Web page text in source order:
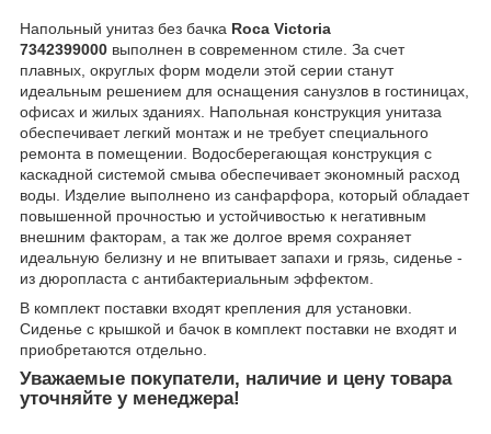
Напольный унитаз без бачка ​ Roca Victoria
7342399000 выполнен в современном стиле. За счет
плавных, округлых форм модели этой серии станут
идеальным решением для оснащения санузлов в гостиницах,
офисах и жилых зданиях. Напольная конструкция унитаза
обеспечивает легкий монтаж и не требует специального
ремонта в помещении. Водосберегающая конструкция с
каскадной системой смыва обеспечивает экономный расход
воды. Изделие выполнено из санфарфора, который обладает
повышенной прочностью и устойчивостью к негативным
внешним факторам, а так же долгое время сохраняет
идеальную белизну и не впитывает запахи и грязь, сиденье -
из дюропласта с антибактериальным эффектом.
В комплект поставки входят крепления для установки.
Сиденье с крышкой и бачок в комплект поставки не входят и
приобретаются отдельно.
Уважаемые покупатели, наличие и цену товара
уточняйте у менеджера!